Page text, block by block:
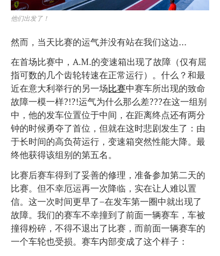
他们出发了！
然而，当天比赛的运气并没有站在我们这边…
在首场比赛中，A.M.的变速箱出现了故障（仅有屈
指可数的几个齿轮转速在正常运行）。什么？和最
近在意大利举行的另一场比赛中赛车所出现的致命
故障一模一样?!?!运气为什么那么差???在这一组别
中，他的发车位置位于中间，在距离终点还有两分
钟的时候勇夺了首位，但就在这时悲剧发生了：由
于长时间的高负荷运行，变速箱突然性能大降。最
终他获得该组别的第五名。
比赛后赛车得到了妥善的修理，准备参加第二天的
比赛。但不幸厄运再一次降临，实在让人难以置
信。这一次时间更早了–在发车第一圈中就出现了
故障。我们的赛车不幸撞到了前面一辆赛车，车被
撞得粉碎，不得不退出了比赛，而前面一辆赛车的
一个车轮也受损。赛车内部变成了这个样子：